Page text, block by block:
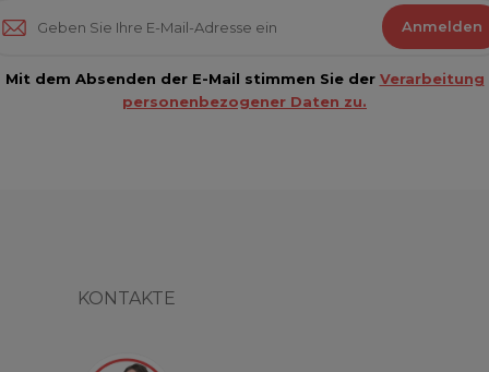
Anmelden
Mit dem Absenden der E-Mail stimmen Sie der Verarbeitung
personenbezogener Daten zu.
KONTAKTE